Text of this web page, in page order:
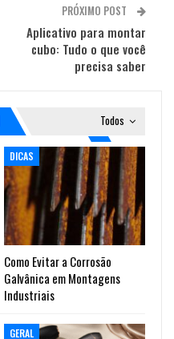
PRÓXIMO POST
Aplicativo para montar
cubo: Tudo o que você
precisa saber
Todos
DICAS
Como Evitar a Corrosão
Galvânica em Montagens
Industriais
GERAL